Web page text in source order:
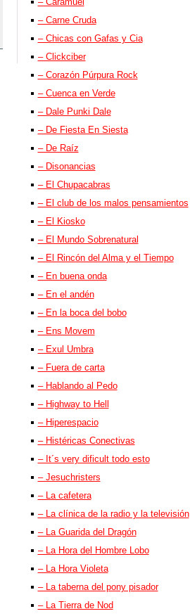
– Carne Cruda
– Chicas con Gafas y Cia
– Clickciber
– Corazón Púrpura Rock
– Cuenca en Verde
– Dale Punki Dale
– De Fiesta En Siesta
– De Raíz
– Disonancias
– El Chupacabras
– El club de los malos pensamientos
– El Kiosko
– El Mundo Sobrenatural
– El Rincón del Alma y el Tiempo
– En buena onda
– En el andén
– En la boca del bobo
– Ens Movem
– Exul Umbra
– Fuera de carta
– Hablando al Pedo
– Highway to Hell
– Hiperespacio
– Histéricas Conectivas
– It´s very dificult todo esto
– Jesuchristers
– La cafetera
– La clínica de la radio y la televisión
– La Guarida del Dragón
– La Hora del Hombre Lobo
– La Hora Violeta
– La taberna del pony pisador
– La Tierra de Nod